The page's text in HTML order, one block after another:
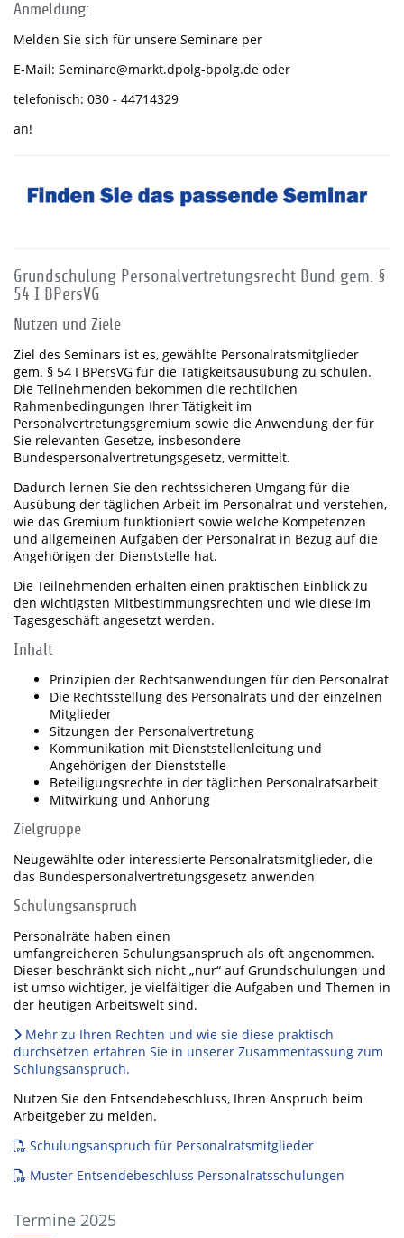
Anmeldung:
Melden Sie sich für unsere Seminare per
E-Mail: Seminare@markt.dpolg-bpolg.de oder
telefonisch: 030 - 44714329
an!
Grundschulung Personalvertretungsrecht Bund gem. §
54 I BPersVG
Nutzen und Ziele
Ziel des Seminars ist es, gewählte Personalratsmitglieder
gem. § 54 I BPersVG für die Tätigkeitsausübung zu schulen.
Die Teilnehmenden bekommen die rechtlichen
Rahmenbedingungen Ihrer Tätigkeit im
Personalvertretungsgremium sowie die Anwendung der für
Sie relevanten Gesetze, insbesondere
Bundespersonalvertretungsgesetz, vermittelt.
Dadurch lernen Sie den rechtssicheren Umgang für die
Ausübung der täglichen Arbeit im Personalrat und verstehen,
wie das Gremium funktioniert sowie welche Kompetenzen
und allgemeinen Aufgaben der Personalrat in Bezug auf die
Angehörigen der Dienststelle hat.
Die Teilnehmenden erhalten einen praktischen Einblick zu
den wichtigsten Mitbestimmungsrechten und wie diese im
Tagesgeschäft angesetzt werden.
Inhalt
Prinzipien der Rechtsanwendungen für den Personalrat
Die Rechtsstellung des Personalrats und der einzelnen
Mitglieder
Sitzungen der Personalvertretung
Kommunikation mit Dienststellenleitung und
Angehörigen der Dienststelle
Beteiligungsrechte in der täglichen Personalratsarbeit
Mitwirkung und Anhörung
Zielgruppe
Neugewählte oder interessierte Personalratsmitglieder, die
das Bundespersonalvertretungsgesetz anwenden
Schulungsanspruch
Personalräte haben einen
umfangreicheren Schulungsanspruch als oft angenommen.
Dieser beschränkt sich nicht „nur“ auf Grundschulungen und
ist umso wichtiger, je vielfältiger die Aufgaben und Themen in
der heutigen Arbeitswelt sind.
Mehr zu Ihren Rechten und wie sie diese praktisch
durchsetzen erfahren Sie in unserer Zusammenfassung zum
Schlungsanspruch.
Nutzen Sie den Entsendebeschluss, Ihren Anspruch beim
Arbeitgeber zu melden.
Schulungsanspruch für Personalratsmitglieder
Muster Entsendebeschluss Personalratsschulungen
Termine 2025